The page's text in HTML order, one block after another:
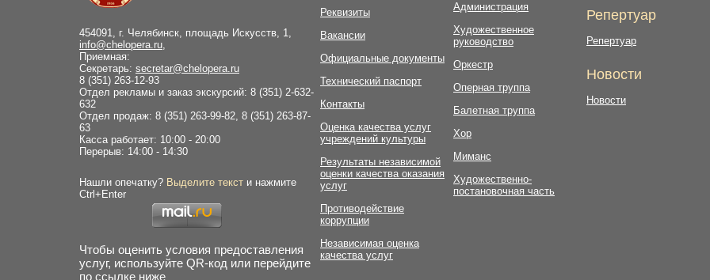
454091, г. Челябинск, площадь Искусств, 1,
info@chelopera.ru,
Приемная:
Секретарь: secretar@chelopera.ru
8 (351) 263-12-93
Отдел рекламы и заказ экскурсий: 8 (351) 2-632-
632
Отдел продаж: 8 (351) 263-99-82, 8 (351) 263-87-
63
Касса работает: 10:00 - 20:00
Перерыв: 14:00 - 14:30
Нашли опечатку? Выделите текст и нажмите
Ctrl+Enter
Чтобы оценить условия предоставления
услуг, используйте QR-код или перейдите
по ссылке ниже
Реквизиты
Вакансии
Официальные документы
Технический паспорт
Контакты
Оценка качества услуг
учреждений культуры
Результаты независимой
оценки качества оказания
услуг
Противодействие
коррупции
Независимая оценка
качества услуг
Администрация
Художественное
руководство
Оркестр
Оперная труппа
Балетная труппа
Хор
Миманс
Художественно-
постановочная часть
Репертуар
Репертуар
Новости
Новости